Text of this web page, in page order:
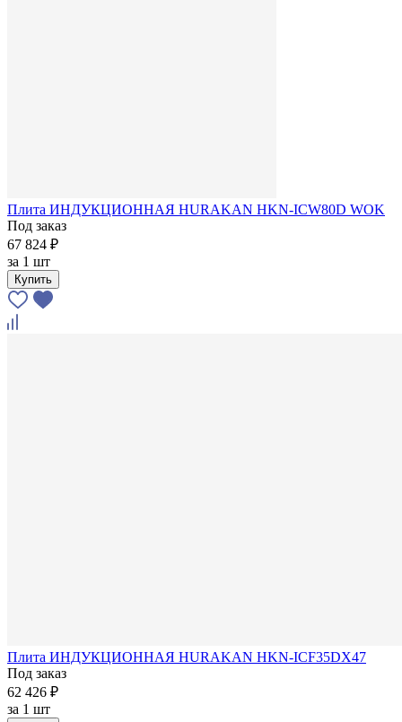
Плита ИНДУКЦИОННАЯ HURAKAN HKN-ICW80D WOK
Под заказ
67 824 ₽
за 1 шт
Купить
Плита ИНДУКЦИОННАЯ HURAKAN HKN-ICF35DX47
Под заказ
62 426 ₽
за 1 шт